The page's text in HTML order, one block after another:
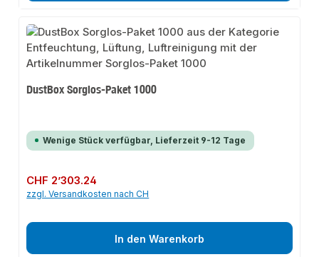
DustBox Sorglos-Paket 1000
Wenige Stück verfügbar, Lieferzeit 9-12 Tage
Regulärer Preis:
CHF 2’303.24
zzgl. Versandkosten nach CH
In den Warenkorb